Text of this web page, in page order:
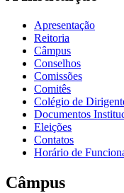
Apresentação
Reitoria
Câmpus
Conselhos
Comissões
Comitês
Colégio de
Documentos
Eleições
Contatos
Horário de
Câmpus